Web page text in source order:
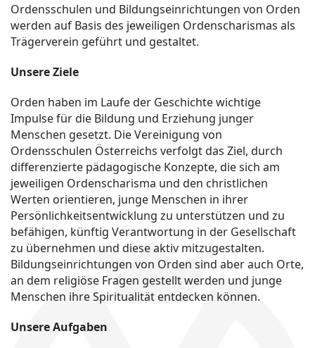
Ordensschulen und Bildungseinrichtungen von Orden
werden auf Basis des jeweiligen Ordenscharismas als
Trägerverein geführt und gestaltet.
Unsere Ziele
Orden haben im Laufe der Geschichte wichtige
Impulse für die Bildung und Erziehung junger
Menschen gesetzt. Die Vereinigung von
Ordensschulen Österreichs verfolgt das Ziel, durch
differenzierte pädagogische Konzepte, die sich am
jeweiligen Ordenscharisma und den christlichen
Werten orientieren, junge Menschen in ihrer
Persönlichkeitsentwicklung zu unterstützen und zu
befähigen, künftig Verantwortung in der Gesellschaft
zu übernehmen und diese aktiv mitzugestalten.
Bildungseinrichtungen von Orden sind aber auch Orte,
an dem religiöse Fragen gestellt werden und junge
Menschen ihre Spiritualität entdecken können.
Unsere Aufgaben